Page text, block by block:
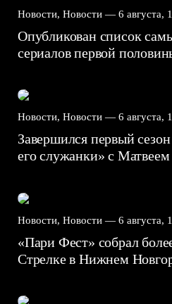
Новости, Новости — 6 августа,
Опубликован список
сериалов первой
Новости, Новости — 6 августа,
Завершился первый
его служанки» с
Новости, Новости — 6 августа,
«Пари Фест» собрал
Стрелке в Нижнем